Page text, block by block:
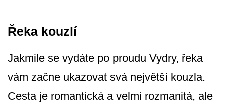
Řeka kouzlí
Jakmile se vydáte po proudu Vydry, řeka
vám začne ukazovat svá největší kouzla.
Cesta je romantická a velmi rozmanitá, ale